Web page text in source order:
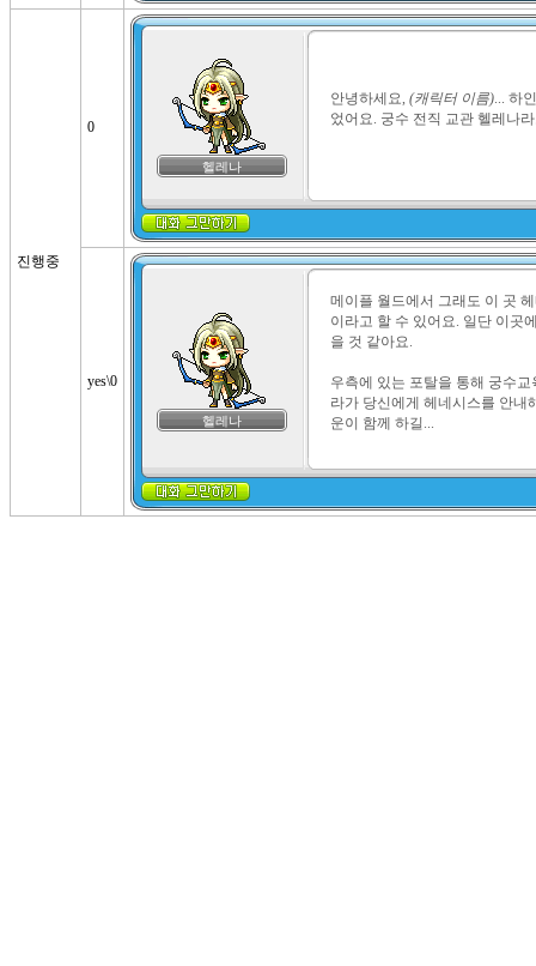
진행중
0
헬레나
안녕하세요, (캐릭터 이름)... 하
었어요. 궁수 전직 교관 헬레나
yes\0
헬레나
메이플 월드에서 그래도 이 곳
이라고 할 수 있어요. 일단 이곳
을 것 같아요.
우측에 있는 포탈을 통해 궁수
라가 당신에게 헤네시스를 안내
운이 함께 하길...